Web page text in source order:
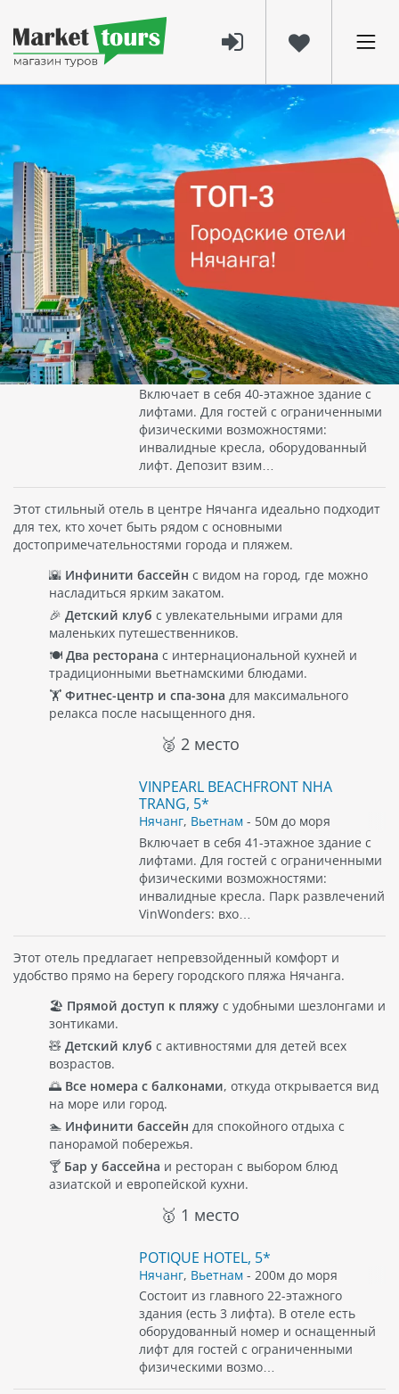
1192
ТОП-3 лучших городских отеля для
отдыха в Нячанге!
Планируете отпуск в Нячанге?
Сохраняйте этот список
лучших городских отелей, которые сделают ваш отдых
ярким и комфортным!
🥉 3 место
VINPEARL EMPIRE NHA TRANG
AFFILIATED BY MELIA (EX. MELIA
VINPEARL NHA TRANG EMPIRE), 5*
Нячанг,Вьетнам- 400м до моря
Включает в себя 40-этажное здание с
лифтами. Для гостей с ограниченными
физическими возможностями:
инвалидные кресла, оборудованный
лифт. Депозит взим…
Этот стильный отель в центре Нячанга идеально подходит
для тех, кто хочет быть рядом с основными
достопримечательностями города и пляжем.
🌇 Инфинити бассейн с видом на город, где можно
насладиться ярким закатом.
🎉 Детский клуб с увлекательными играми для
маленьких путешественников.
🍽️ Два ресторана с интернациональной кухней и
традиционными вьетнамскими блюдами.
🏋️ Фитнес-центр и спа-зона для максимального
релакса после насыщенного дня.
🥈 2 место
VINPEARL BEACHFRONT NHA
TRANG, 5*
Нячанг, Вьетнам - 50м до моря
Включает в себя 41-этажное здание с
лифтами. Для гостей с ограниченными
физическими возможностями:
инвалидные кресла. Парк развлечений
VinWonders: вхо…
Этот отель предлагает непревзойденный комфорт и
удобство прямо на берегу городского пляжа Нячанга.
🏖️ Прямой доступ к пляжу с удобными шезлонгами и
зонтиками.
🧸 Детский клуб с активностями для детей всех
возрастов.
🌅 Все номера с балконами, откуда открывается вид
на море или город.
🏊 Инфинити бассейн для спокойного отдыха с
панорамой побережья.
🍸 Бар у бассейна и ресторан с выбором блюд
азиатской и европейской кухни.
🥇 1 место
POTIQUE HOTEL, 5*
Нячанг, Вьетнам - 200м до моря
Состоит из главного 22-этажного
здания (есть 3 лифта). В отеле есть
оборудованный номер и оснащенный
лифт для гостей с ограниченными
физическими возмо…